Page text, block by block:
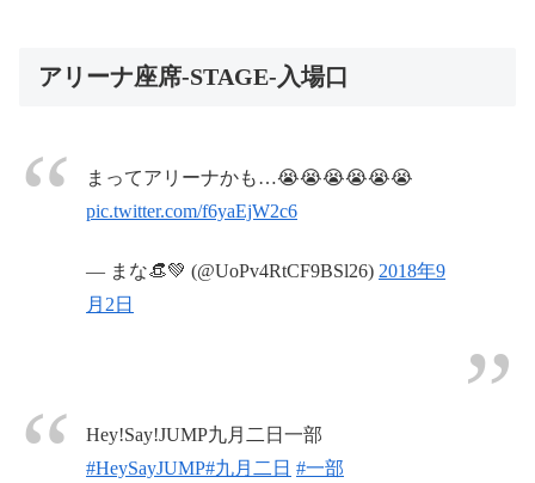
アリーナ座席-STAGE-入場口
まってアリーナかも…😭😭😭😭😭😭
pic.twitter.com/f6yaEjW2c6
— まな👒💚 (@UoPv4RtCF9BSl26) 2018年9
月2日
Hey!Say!JUMP九月二日一部
#HeySayJUMP#九月二日 #一部